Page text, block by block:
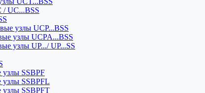
UC...BSS
узлы UCP...BSS
узлы UCPA...BSS
узлы UP.../ UP...SS
SSBPF
SSBPFL
SSBPFT